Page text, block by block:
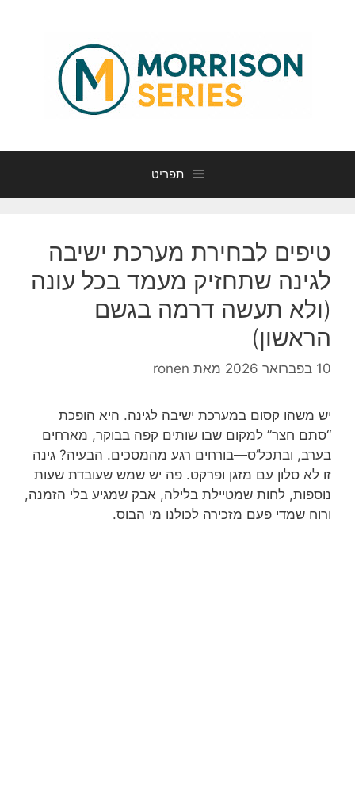
תפריט
טיפים לבחירת מערכת ישיבה
לגינה שתחזיק מעמד בכל עונה
(ולא תעשה דרמה בגשם
הראשון)
10 בפברואר 2026 מאת ronen
יש משהו קסום במערכת ישיבה לגינה. היא הופכת
“סתם חצר” למקום שבו שותים קפה בבוקר, מארחים
בערב, ובתכל’ס—בורחים רגע מהמסכים. הבעיה? גינה
זו לא סלון עם מזגן ופרקט. פה יש שמש שעובדת שעות
נוספות, לחות שמטיילת בלילה, אבק שמגיע בלי הזמנה,
ורוח שמדי פעם מזכירה לכולנו מי הבוס.